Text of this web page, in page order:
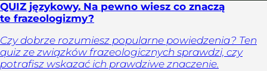
QUIZ językowy. Na pewno wiesz co znaczą
te frazeologizmy?
Czy dobrze rozumiesz popularne powiedzenia? Ten
quiz ze związków frazeologicznych sprawdzi, czy
potrafisz wskazać ich prawdziwe znaczenie.